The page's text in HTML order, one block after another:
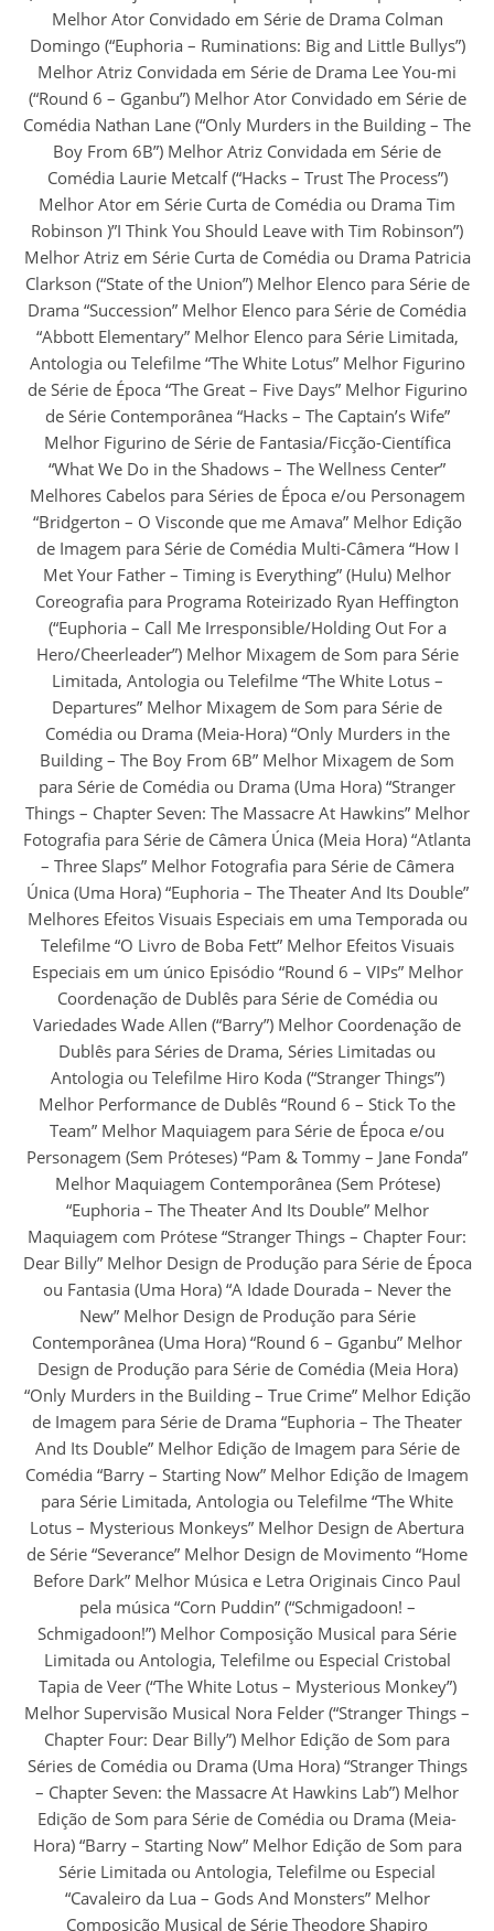
Melhor Ator Convidado em Série de Drama Colman
Domingo (“Euphoria – Ruminations: Big and Little Bullys”)
Melhor Atriz Convidada em Série de Drama Lee You-mi
(“Round 6 – Gganbu”) Melhor Ator Convidado em Série de
Comédia Nathan Lane (“Only Murders in the Building – The
Boy From 6B”) Melhor Atriz Convidada em Série de
Comédia Laurie Metcalf (“Hacks – Trust The Process”)
Melhor Ator em Série Curta de Comédia ou Drama Tim
Robinson )”I Think You Should Leave with Tim Robinson”)
Melhor Atriz em Série Curta de Comédia ou Drama Patricia
Clarkson (“State of the Union”) Melhor Elenco para Série de
Drama “Succession” Melhor Elenco para Série de Comédia
“Abbott Elementary” Melhor Elenco para Série Limitada,
Antologia ou Telefilme “The White Lotus” Melhor Figurino
de Série de Época “The Great – Five Days” Melhor Figurino
de Série Contemporânea “Hacks – The Captain’s Wife”
Melhor Figurino de Série de Fantasia/Ficção-Científica
“What We Do in the Shadows – The Wellness Center”
Melhores Cabelos para Séries de Época e/ou Personagem
“Bridgerton – O Visconde que me Amava” Melhor Edição
de Imagem para Série de Comédia Multi-Câmera “How I
Met Your Father – Timing is Everything” (Hulu) Melhor
Coreografia para Programa Roteirizado Ryan Heffington
(“Euphoria – Call Me Irresponsible/Holding Out For a
Hero/Cheerleader”) Melhor Mixagem de Som para Série
Limitada, Antologia ou Telefilme “The White Lotus –
Departures” Melhor Mixagem de Som para Série de
Comédia ou Drama (Meia-Hora) “Only Murders in the
Building – The Boy From 6B” Melhor Mixagem de Som
para Série de Comédia ou Drama (Uma Hora) “Stranger
Things – Chapter Seven: The Massacre At Hawkins” Melhor
Fotografia para Série de Câmera Única (Meia Hora) “Atlanta
– Three Slaps” Melhor Fotografia para Série de Câmera
Única (Uma Hora) “Euphoria – The Theater And Its Double”
Melhores Efeitos Visuais Especiais em uma Temporada ou
Telefilme “O Livro de Boba Fett” Melhor Efeitos Visuais
Especiais em um único Episódio “Round 6 – VIPs” Melhor
Coordenação de Dublês para Série de Comédia ou
Variedades Wade Allen (“Barry”) Melhor Coordenação de
Dublês para Séries de Drama, Séries Limitadas ou
Antologia ou Telefilme Hiro Koda (“Stranger Things”)
Melhor Performance de Dublês “Round 6 – Stick To the
Team” Melhor Maquiagem para Série de Época e/ou
Personagem (Sem Próteses) “Pam & Tommy – Jane Fonda”
Melhor Maquiagem Contemporânea (Sem Prótese)
“Euphoria – The Theater And Its Double” Melhor
Maquiagem com Prótese “Stranger Things – Chapter Four:
Dear Billy” Melhor Design de Produção para Série de Época
ou Fantasia (Uma Hora) “A Idade Dourada – Never the
New” Melhor Design de Produção para Série
Contemporânea (Uma Hora) “Round 6 – Gganbu” Melhor
Design de Produção para Série de Comédia (Meia Hora)
“Only Murders in the Building – True Crime” Melhor Edição
de Imagem para Série de Drama “Euphoria – The Theater
And Its Double” Melhor Edição de Imagem para Série de
Comédia “Barry – Starting Now” Melhor Edição de Imagem
para Série Limitada, Antologia ou Telefilme “The White
Lotus – Mysterious Monkeys” Melhor Design de Abertura
de Série “Severance” Melhor Design de Movimento “Home
Before Dark” Melhor Música e Letra Originais Cinco Paul
pela música “Corn Puddin” (“Schmigadoon! –
Schmigadoon!”) Melhor Composição Musical para Série
Limitada ou Antologia, Telefilme ou Especial Cristobal
Tapia de Veer (“The White Lotus – Mysterious Monkey”)
Melhor Supervisão Musical Nora Felder (“Stranger Things –
Chapter Four: Dear Billy”) Melhor Edição de Som para
Séries de Comédia ou Drama (Uma Hora) “Stranger Things
– Chapter Seven: the Massacre At Hawkins Lab”) Melhor
Edição de Som para Série de Comédia ou Drama (Meia-
Hora) “Barry – Starting Now” Melhor Edição de Som para
Série Limitada ou Antologia, Telefilme ou Especial
“Cavaleiro da Lua – Gods And Monsters” Melhor
Composição Musical de Série Theodore Shapiro